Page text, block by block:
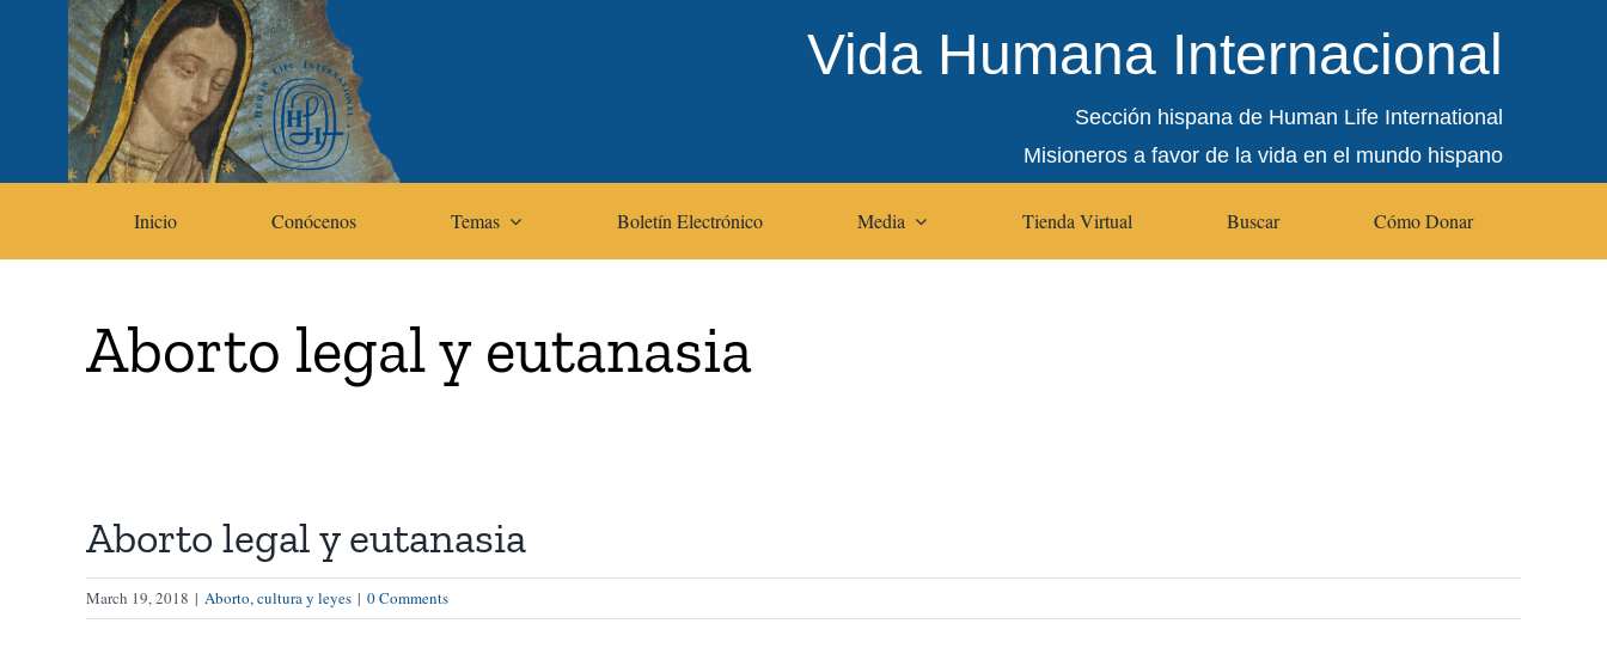
Vida Humana Internacional
Sección hispana de Human Life International
Misioneros a favor de la vida en el mundo hispano
Inicio Conócenos Temas Boletín Electrónico Media Tienda Virtual Buscar Cómo Donar
Aborto legal y eutanasia
Aborto legal y eutanasia
March 19, 2018 | Aborto, cultura y leyes | 0 Comments